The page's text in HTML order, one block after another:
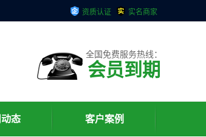
资质认证 实名商家
全国免费服务热线：
会员到期
态 客户案例